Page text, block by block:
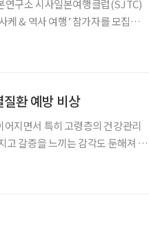
연구소 시사일본여행클럽(SJTC)
케 & 역사 여행’ 참가자를 모집한
환 예방 비상
지면서 특히 고령층의 건강관리
고 갈증을 느끼는 감각도 둔해져 온